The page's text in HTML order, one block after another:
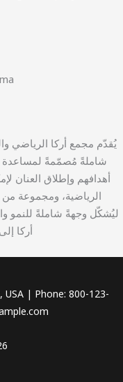
يُقدّم مجمع أركا الرياضي
شاملةً مُصمّمةً لمساعدة
أهدافهم وإطلاق العنان
الرياضية، ومجموعة من
ليُشكّل وجهةً شاملةً للنمو
أركا
USA | Phone: 800-123-